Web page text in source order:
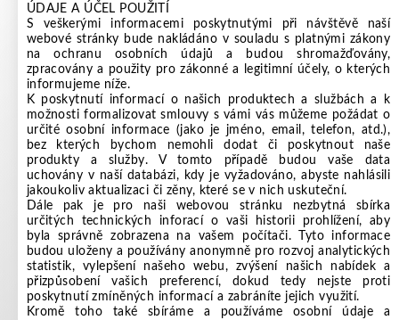
ÚDAJE A ÚČEL POUŽITÍ
S veškerými informacemi poskytnutými při návštěvě naší
webové stránky bude nakládáno v souladu s platnými zákony
na ochranu osobních údajů a budou shromažďovány,
zpracovány a použity pro zákonné a legitimní účely, o kterých
informujeme níže.
K poskytnutí informací o našich produktech a službách a k
možnosti formalizovat smlouvy s vámi vás můžeme požádat o
určité osobní informace (jako je jméno, email, telefon, atd.),
bez kterých bychom nemohli dodat či poskytnout naše
produkty a služby. V tomto případě budou vaše data
uchovány v naší databázi, kdy je vyžadováno, abyste nahlásili
jakoukoliv aktualizaci či zěny, které se v nich uskuteční.
Dále pak je pro naši webovou stránku nezbytná sbírka
určitých technických inforací o vaši historii prohlížení, aby
byla správně zobrazena na vašem počítači. Tyto informace
budou uloženy a používány anonymně pro rozvoj analytických
statistik, vylepšení našeho webu, zvýšení našich nabídek a
přizpůsobení vašich preferencí, dokud tedy nejste proti
poskytnutí zmíněných informací a zabráníte jejich využití.
Kromě toho také sbíráme a používáme osobní údaje a